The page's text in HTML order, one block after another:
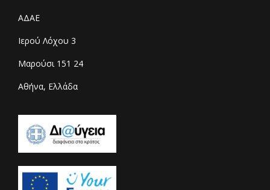
ΑΔΑΕ
Ιερού Λόχου 3
Μαρούσι 151 24
Αθήνα, Ελλάδα